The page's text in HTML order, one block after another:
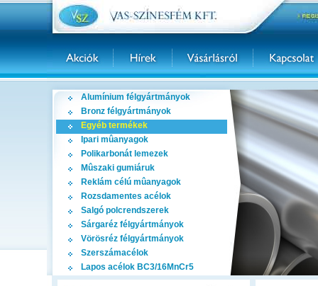
Alumínium félgyártmányok
Bronz félgyártmányok
Egyéb termékek
Ipari mûanyagok
Polikarbonát lemezek
Mûszaki gumiáruk
Reklám célú mûanyagok
Rozsdamentes acélok
Salgó polcrendszerek
Sárgaréz félgyártmányok
Vörösréz félgyártmányok
Szerszámacélok
Lapos acélok BC3/16MnCr5